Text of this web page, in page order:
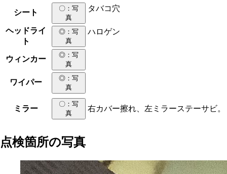
シート 〇 ：写
真
タバコ穴
ヘッドライ
ト
◎ ：写
真
ハロゲン
ウィンカー ◎ ：写
真
ワイパー ◎ ：写
真
ミラー
〇 ：写
真
右カバー擦れ、左ミラーステーサビ。
点検箇所の写真